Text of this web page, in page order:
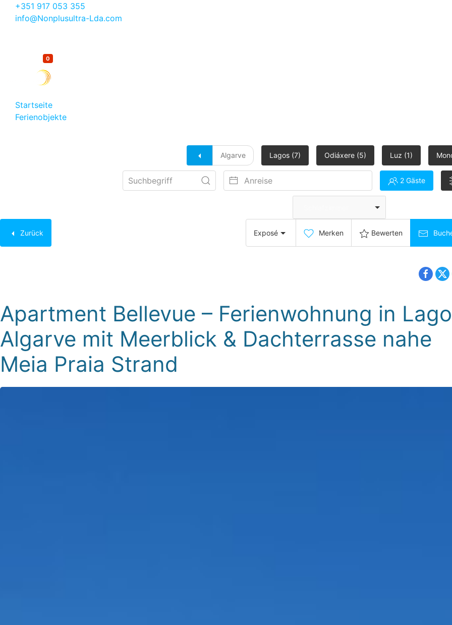
+351 917 053 355
info@Nonplusultra-Lda.com
Merkliste0
Startseite
Ferienobjekte
Algarve Lagos (7) Odiáxere (5) Luz (1)
2 Gäste
Zurück Exposé Merken Bewerten
Apartment Bellevue – Ferienwohnung in
Algarve mit Meerblick & Dachterrasse nahe
Meia Praia Strand